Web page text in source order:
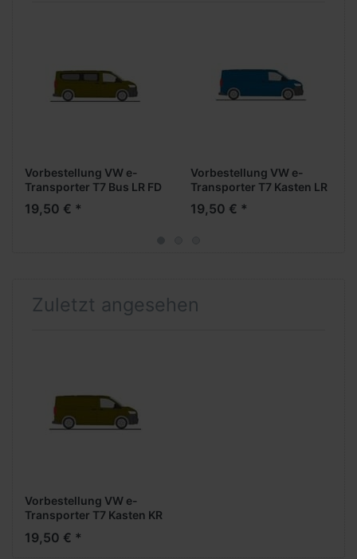
Vorbestellung VW e-
Transporter T7 Bus LR FD
-warm green metallic- -
Formneuheit- ***Neuheit
19,50 € *
Vorbestellung VW e-
Transporter T7 Kasten LR
FD -mid blue metallic- -
Formneuheit- ***Neuheit
19,50 € *
Zuletzt angesehen
Vorbestellung VW e-
Transporter T7 Kasten KR
-Formneuheit-
19,50 € *